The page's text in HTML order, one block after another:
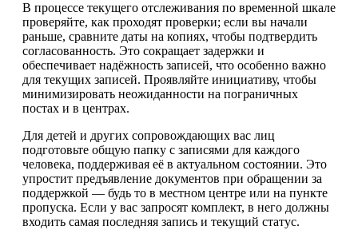
В процессе текущего отслеживания по временной шкале
проверяйте, как проходят проверки; если вы начали
раньше, сравните даты на копиях, чтобы подтвердить
согласованность. Это сокращает задержки и
обеспечивает надёжность записей, что особенно важно
для текущих записей. Проявляйте инициативу, чтобы
минимизировать неожиданности на пограничных
постах и в центрах.
Для детей и других сопровождающих вас лиц
подготовьте общую папку с записями для каждого
человека, поддерживая её в актуальном состоянии. Это
упростит предъявление документов при обращении за
поддержкой — будь то в местном центре или на пункте
пропуска. Если у вас запросят комплект, в него должны
входить самая последняя запись и текущий статус.